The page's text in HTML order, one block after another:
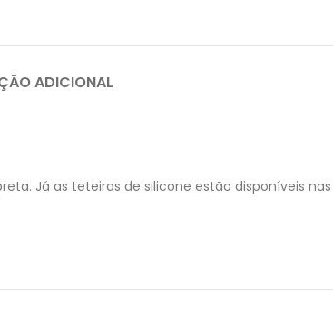
ADICIONAL
Já as teteiras de silicone estão disponíveis